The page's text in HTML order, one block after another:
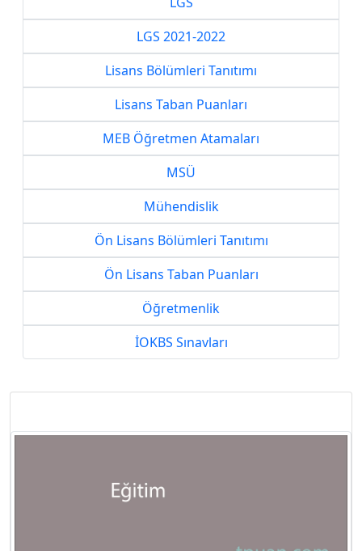
LGS 2021-2022
Lisans Bölümleri Tanıtımı
Lisans Taban Puanları
MEB Öğretmen Atamaları
MSÜ
Mühendislik
Ön Lisans Bölümleri Tanıtımı
Ön Lisans Taban Puanları
Öğretmenlik
İOKBS Sınavları